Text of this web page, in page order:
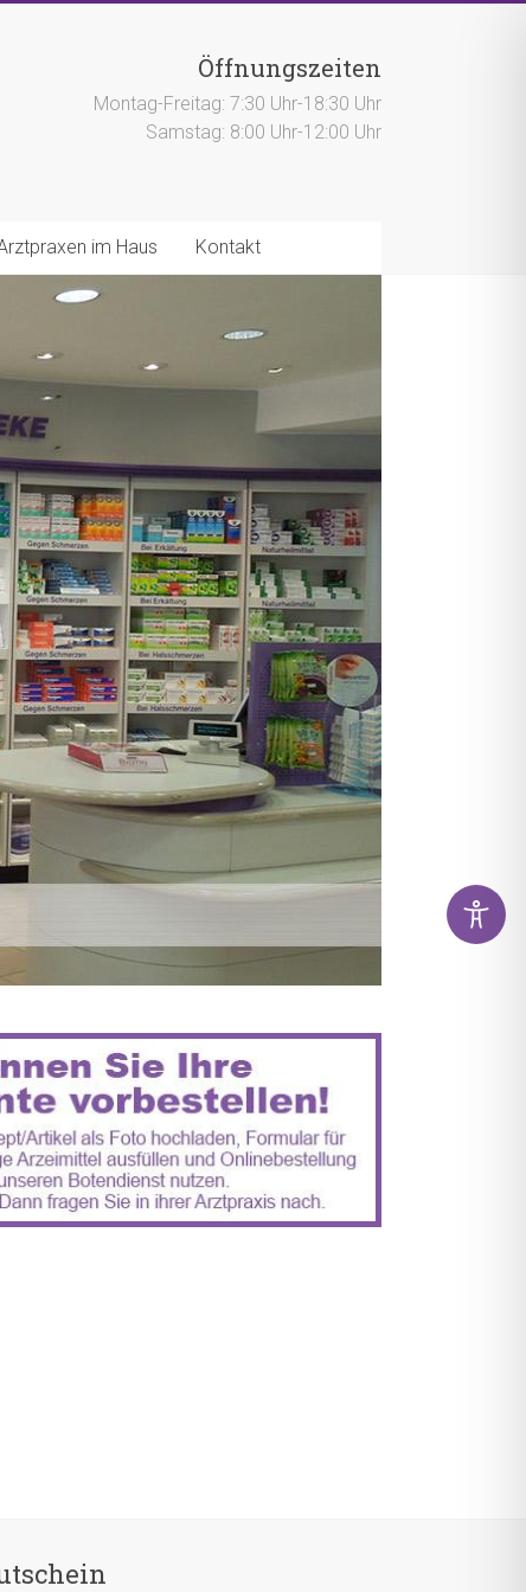
Öffnungszeiten
Montag-Freitag: 7:30 Uhr-18:30 Uhr
Samstag: 8:00 Uhr-12:00 Uhr
im Haus Kontakt